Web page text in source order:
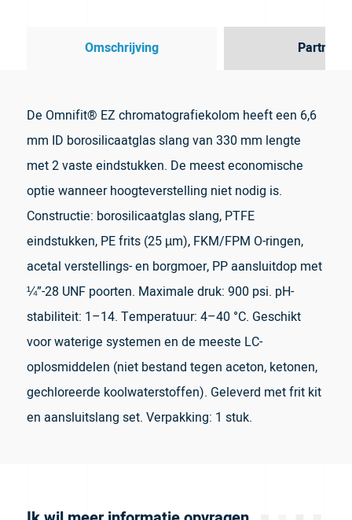
Omschrijving Partner
De Omnifit® EZ chromatografiekolom heeft een 6,6
mm ID borosilicaatglas slang van 330 mm lengte
met 2 vaste eindstukken. De meest economische
optie wanneer hoogteverstelling niet nodig is.
Constructie: borosilicaatglas slang, PTFE
eindstukken, PE frits (25 µm), FKM/FPM O-ringen,
acetal verstellings- en borgmoer, PP aansluitdop met
¼”-28 UNF poorten. Maximale druk: 900 psi. pH-
stabiliteit: 1–14. Temperatuur: 4–40 °C. Geschikt
voor waterige systemen en de meeste LC-
oplosmiddelen (niet bestand tegen aceton, ketonen,
gechloreerde koolwaterstoffen). Geleverd met frit kit
en aansluitslang set. Verpakking: 1 stuk.